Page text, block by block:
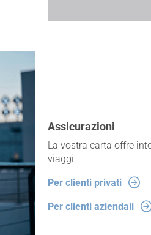
Assicurazioni
La vostra carta offre
viaggi.
Per clienti privati
Per clienti aziendali